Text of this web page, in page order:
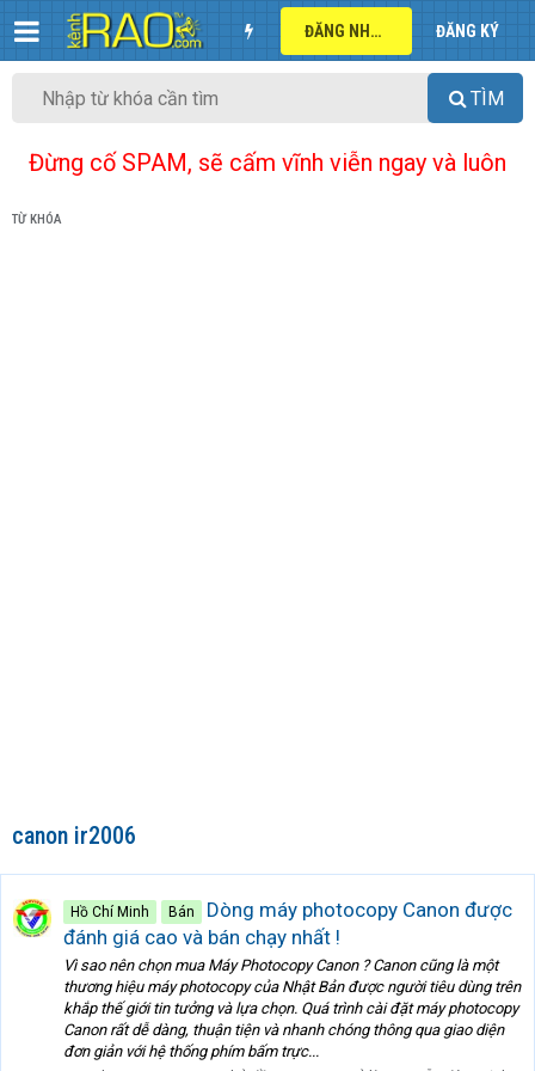
ĐĂNG NHẬP ĐĂNG KÝ
TÌM
Đừng cố SPAM, sẽ cấm vĩnh viễn ngay và luôn
TỪ KHÓA
canon ir2006
Hồ Chí Minh Bán
Dòng máy photocopy Canon được
đánh giá cao và bán chạy nhất !
Vì sao nên chọn mua Máy Photocopy Canon ? Canon cũng là một
thương hiệu máy photocopy của Nhật Bản được người tiêu dùng trên
khắp thế giới tin tưởng và lựa chọn. Quá trình cài đặt máy photocopy
Canon rất dễ dàng, thuận tiện và nhanh chóng thông qua giao diện
đơn giản với hệ thống phím bấm trực...